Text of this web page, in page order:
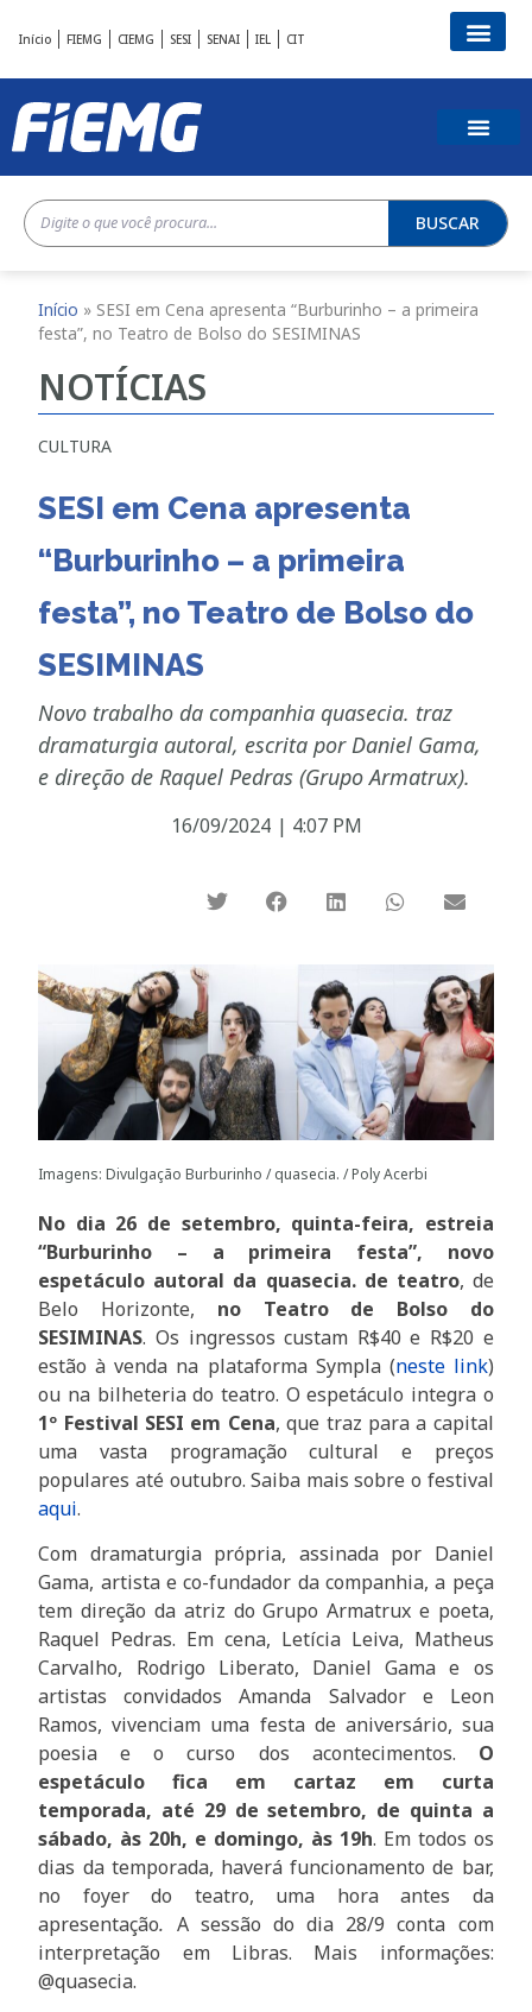
Início FIEMG CIEMG SESI SENAI IEL CIT
BUSCAR
Início » SESI em Cena apresenta “Burburinho – a primeira
festa”, no Teatro de Bolso do SESIMINAS
NOTÍCIAS
CULTURA
SESI em Cena apresenta
“Burburinho – a primeira
festa”, no Teatro de Bolso do
SESIMINAS
Novo trabalho da companhia quasecia. traz
dramaturgia autoral, escrita por Daniel Gama,
e direção de Raquel Pedras (Grupo Armatrux).
16/09/2024 | 4:07 PM
Imagens: Divulgação Burburinho / quasecia. / Poly Acerbi
No dia 26 de setembro, quinta-feira, estreia
“Burburinho – a primeira festa”, novo
espetáculo autoral da quasecia. de teatro, de
Belo Horizonte, no Teatro de Bolso do
SESIMINAS. Os ingressos custam R$40 e R$20 e
estão à venda na plataforma Sympla (neste link)
ou na bilheteria do teatro. O espetáculo integra o
1º Festival SESI em Cena, que traz para a capital
uma vasta programação cultural e preços
populares até outubro. Saiba mais sobre o festival
aqui.
Com dramaturgia própria, assinada por Daniel
Gama, artista e co-fundador da companhia, a peça
tem direção da atriz do Grupo Armatrux e poeta,
Raquel Pedras. Em cena, Letícia Leiva, Matheus
Carvalho, Rodrigo Liberato, Daniel Gama e os
artistas convidados Amanda Salvador e Leon
Ramos, vivenciam uma festa de aniversário, sua
poesia e o curso dos acontecimentos. O
espetáculo fica em cartaz em curta
temporada, até 29 de setembro, de quinta a
sábado, às 20h, e domingo, às 19h. Em todos os
dias da temporada, haverá funcionamento de bar,
no foyer do teatro, uma hora antes da
apresentação. A sessão do dia 28/9 conta com
interpretação em Libras. Mais informações:
@quasecia.